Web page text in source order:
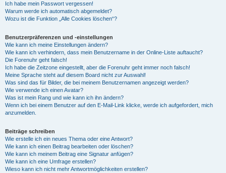
Ich habe mein Passwort vergessen!
Warum werde ich automatisch abgemeldet?
Wozu ist die Funktion „Alle Cookies löschen“?
Benutzerpräferenzen und -einstellungen
Wie kann ich meine Einstellungen ändern?
Wie kann ich verhindern, dass mein Benutzername in der Online-Liste auftaucht?
Die Forenuhr geht falsch!
Ich habe die Zeitzone eingestellt, aber die Forenuhr geht immer noch falsch!
Meine Sprache steht auf diesem Board nicht zur Auswahl!
Was sind das für Bilder, die bei meinem Benutzernamen angezeigt werden?
Wie verwende ich einen Avatar?
Was ist mein Rang und wie kann ich ihn ändern?
Wenn ich bei einem Benutzer auf den E-Mail-Link klicke, werde ich aufgefordert, mich
anzumelden.
Beiträge schreiben
Wie erstelle ich ein neues Thema oder eine Antwort?
Wie kann ich einen Beitrag bearbeiten oder löschen?
Wie kann ich meinem Beitrag eine Signatur anfügen?
Wie kann ich eine Umfrage erstellen?
Wieso kann ich nicht mehr Antwortmöglichkeiten erstellen?